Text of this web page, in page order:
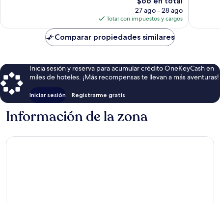
precio
actual
es
de
$66
27 ago - 28 ago
Total con impuestos y cargos
Comparar propiedades similares
Inicia sesión y reserva para acumular crédito OneKeyCash en
miles de hoteles. ¡Más recompensas te llevan a más aventuras!
Iniciar sesión Registrarme gratis
Información de la zona